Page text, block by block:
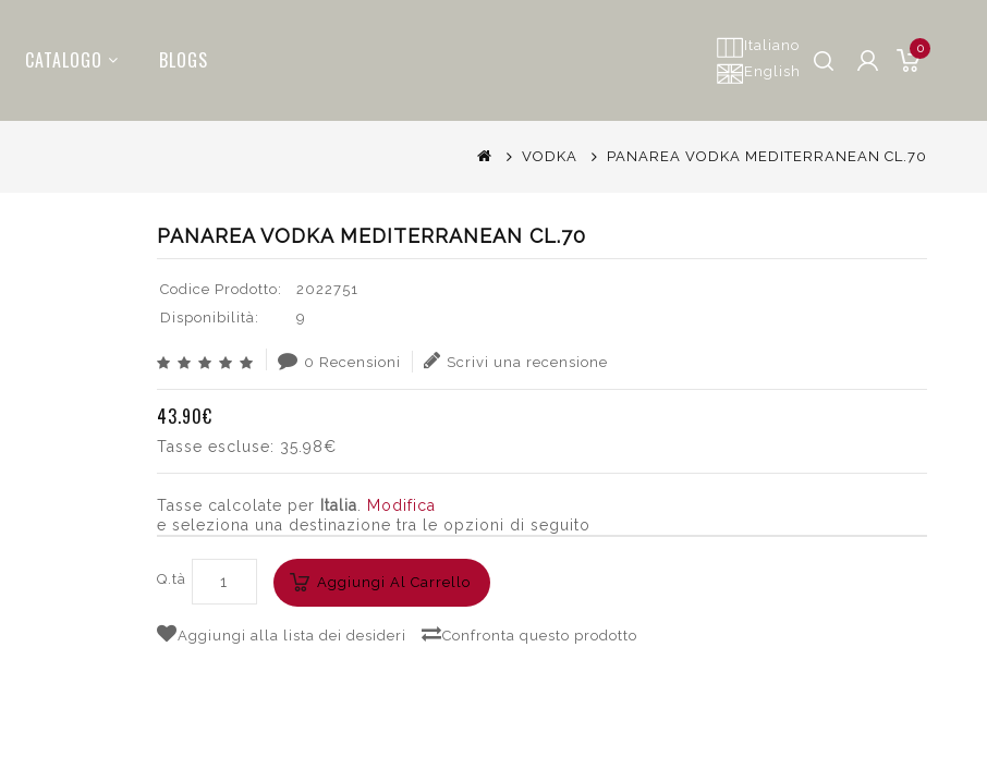
CATALOGO BLOGS
Italiano
English
0
VODKA PANAREA VODKA MEDITERRANEAN CL.70
PANAREA VODKA MEDITERRANEAN CL.70
Codice Prodotto:
2022751
Disponibilità:
9
0 Recensioni Scrivi una recensione
43.90€
Tasse escluse: 35.98€
Tasse calcolate per Italia
Modifica
e seleziona una destinazione tra le opzioni di seguito
Q.tà Aggiungi Al Carrello
Aggiungi alla lista dei desideri Confronta questo prodotto